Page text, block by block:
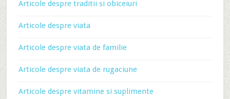
Articole despre traditii si obiceiuri
Articole despre viata
Articole despre viata de familie
Articole despre viata de rugaciune
Articole despre vitamine si suplimente